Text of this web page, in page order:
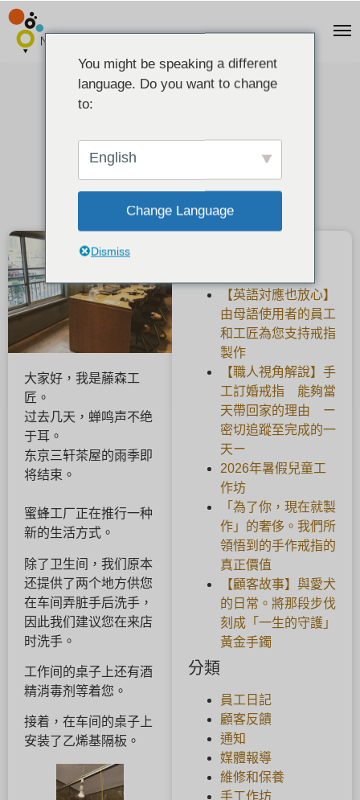
新生活方式背景下的讲习班
大家好，我是藤森工
匠。
过去几天，蝉鸣声不绝
于耳。
东京三轩茶屋的雨季即
将结束。
蜜蜂工厂正在推行一种
新的生活方式。
除了卫生间，我们原本
还提供了两个地方供您
在车间弄脏手后洗手，
因此我们建议您在来店
时洗手。
工作间的桌子上还有酒
精消毒剂等着您。
接着，在车间的桌子上
安装了乙烯基隔板。
【英語対應也放心】
由母語使用者的員工
和工匠為您支持戒指
製作
【職人視角解說】手
工訂婚戒指 能夠當
天帶回家的理由 ー
密切追蹤至完成的一
天ー
2026年暑假兒童工
作坊
「為了你，現在就製
作」的奢侈。我們所
領悟到的手作戒指的
真正價值
【顧客故事】與愛犬
的日常。將那段步伐
刻成「一生的守護」
黃金手鐲
分類
員工日記
顧客反饋
通知
媒體報導
維修和保養
手工作坊
You might be speaking a different
language. Do you want to change
to:
English
Change Language
Dismiss